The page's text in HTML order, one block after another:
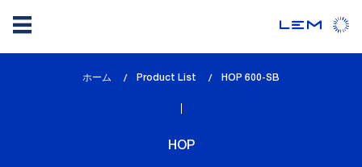
ホーム Product List
lem_current_page
HOP 600-SB
HOP